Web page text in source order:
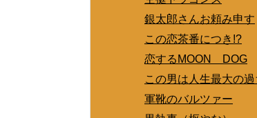
銀太郎さんお頼み申す
この恋茶番につき!?
恋するMOON DOG
この男は人生最大の
軍靴のバルツァー